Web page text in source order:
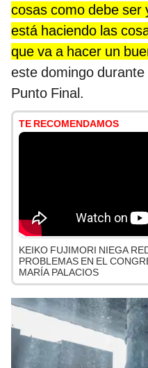
cosas como debe ser
está haciendo las
que va a hacer un
este domingo
Punto Final.
TE RECOMENDAMOS
KEIKO FUJIMORI NIEGA
PROBLEMAS EN EL
MARÍA PALACIOS